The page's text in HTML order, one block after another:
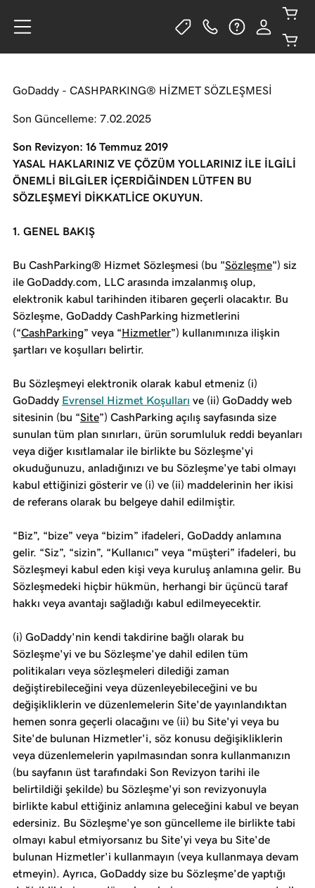
GoDaddy - CASHPARKING® HİZMET SÖZLEŞMESİ
Son Güncelleme: 7.02.2025
Son Revizyon: 16 Temmuz 2019
YASAL HAKLARINIZ VE ÇÖZÜM YOLLARINIZ İLE İLGİLİ
ÖNEMLİ BİLGİLER İÇERDİĞİNDEN LÜTFEN BU
SÖZLEŞMEYİ DİKKATLİCE OKUYUN.
1. GENEL BAKIŞ
Bu CashParking® Hizmet Sözleşmesi (bu "Sözleşme") siz
ile GoDaddy.com, LLC arasında imzalanmış olup,
elektronik kabul tarihinden itibaren geçerli olacaktır. Bu
Sözleşme, GoDaddy CashParking hizmetlerini
(“CashParking” veya “Hizmetler”) kullanımınıza ilişkin
şartları ve koşulları belirtir.
Bu Sözleşmeyi elektronik olarak kabul etmeniz (i)
GoDaddy Evrensel Hizmet Koşulları ve (ii) GoDaddy web
sitesinin (bu “Site”) CashParking açılış sayfasında size
sunulan tüm plan sınırları, ürün sorumluluk reddi beyanları
veya diğer kısıtlamalar ile birlikte bu Sözleşme'yi
okuduğunuzu, anladığınızı ve bu Sözleşme'ye tabi olmayı
kabul ettiğinizi gösterir ve (i) ve (ii) maddelerinin her ikisi
de referans olarak bu belgeye dahil edilmiştir.
“Biz”, “bize” veya “bizim” ifadeleri, GoDaddy anlamına
gelir. “Siz”, “sizin”, “Kullanıcı” veya “müşteri” ifadeleri, bu
Sözleşmeyi kabul eden kişi veya kuruluş anlamına gelir. Bu
Sözleşmedeki hiçbir hükmün, herhangi bir üçüncü taraf
hakkı veya avantajı sağladığı kabul edilmeyecektir.
(i) GoDaddy'nin kendi takdirine bağlı olarak bu
Sözleşme'yi ve bu Sözleşme'ye dahil edilen tüm
politikaları veya sözleşmeleri dilediği zaman
değiştirebileceğini veya düzenleyebileceğini ve bu
değişikliklerin ve düzenlemelerin Site'de yayınlandıktan
hemen sonra geçerli olacağını ve (ii) bu Site'yi veya bu
Site'de bulunan Hizmetler'i, söz konusu değişikliklerin
veya düzenlemelerin yapılmasından sonra kullanmanızın
(bu sayfanın üst tarafındaki Son Revizyon tarihi ile
belirtildiği şekilde) bu Sözleşme'yi son revizyonuyla
birlikte kabul ettiğiniz anlamına geleceğini kabul ve beyan
edersiniz. Bu Sözleşme'ye son güncelleme ile birlikte tabi
olmayı kabul etmiyorsanız bu Site'yi veya bu Site'de
bulunan Hizmetler'i kullanmayın (veya kullanmaya devam
etmeyin). Ayrıca, GoDaddy size bu Sözleşme’de yaptığı